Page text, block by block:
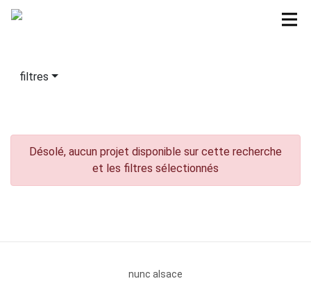
filtres
Désolé, aucun projet disponible sur cette recherche
et les filtres sélectionnés
nunc alsace